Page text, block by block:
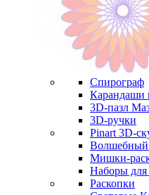
Спирограф
Карандаши
3D-пазл
3D-ручки
Pinart 3D-
Мишки-
Наборы для
Раскопки